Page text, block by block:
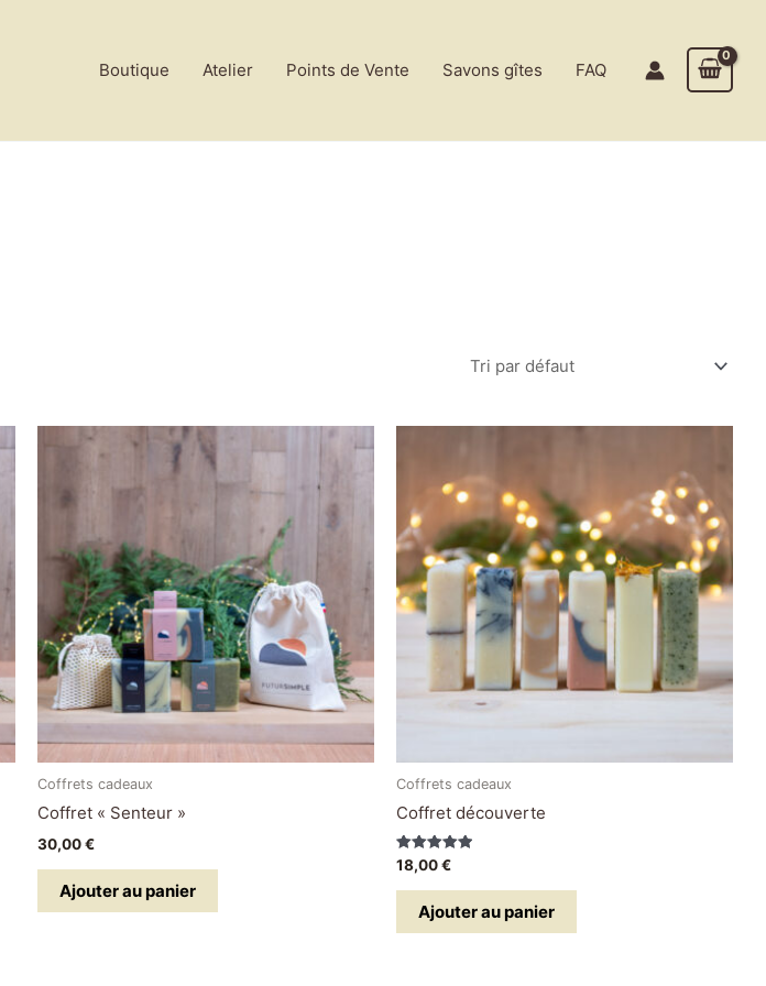
Boutique Atelier Points de Vente Savons gîtes FAQ
Coffrets cadeaux
Coffret « Senteur »
30,00€
Ajouter au panier
Coffrets cadeaux
Coffret découverte
Note
5.00
sur 5
18,00€
Ajouter au panier